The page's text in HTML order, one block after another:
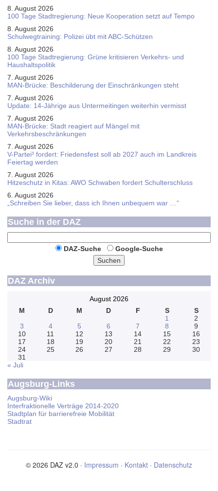
8. August 2026
100 Tage Stadtregierung: Neue Kooperation setzt auf Tempo
8. August 2026
Schul­weg­trai­ning: Poli­zei übt mit ABC-Schüt­zen
8. August 2026
100 Tage Stadtregierung: Grüne kritisieren Verkehrs- und
Haushaltspolitik
7. August 2026
MAN-Brücke: Beschilderung der Einschränkungen steht
7. August 2026
Update: 14-Jährige aus Untermeitingen weiterhin vermisst
7. August 2026
MAN-Brücke: Stadt reagiert auf Mängel mit
Verkehrsbeschränkungen
7. August 2026
V-Partei­³ fordert: Friedens­fest soll ab 2027 auch im Land­kreis
Feier­tag werden
7. August 2026
Hitzeschutz in Kitas: AWO Schwaben fordert Schulterschluss
6. August 2026
„Schreiben Sie lieber, dass ich Ihnen unbequem war …“
Suche in der DAZ
DAZ-Suche
Google-Suche
Suchen
DAZ Archiv
August 2026
M
D M D F S
S
1
2
3
4 5 6 7 8
9
10
11 12 13 14 15
16
17
18 19 20 21 22
23
24
25 26 27 28 29
30
31
« Juli
Augsburg-Links
Augsburg-Wiki
Interfraktionelle Verträge 2014-2020
Stadtplan für barrierefreie Mobilität
Stadtrat
© 2026 DAZ v2.0 · Impressum · Kontakt · Datenschutz